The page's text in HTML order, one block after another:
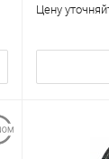
Цену